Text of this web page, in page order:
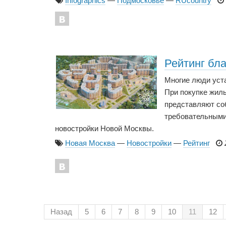
Рейтинг
Многие люди
При покупке
представляют
новостройки Новой Москвы.
Новая Москва — Новостройки — Рейтинг
Назад 5 6 7 8 9 10 11 12